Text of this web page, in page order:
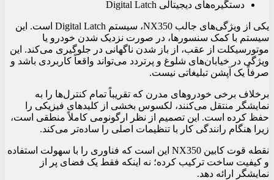
دستگیره‌های دیجیتالی Digital Latch
یکی از ویژگی‌های جالب NX350، سیستم Digital Latch است. این
سیستم با کمک سنسورها، در صورت نزدیک شدن خودرو یا
موتورسیکلت از عقب، از باز شدن ناگهانی در جلوگیری می‌کند. این
ویژگی در خیابان‌های شلوغ و پرتردد می‌تواند واقعاً کاربردی باشد و
صرفاً یک آپشن تبلیغاتی نیست.
برخلاف برخی خودروهای مدرن که تقریباً تمام کنترل‌ها را به
نمایشگر منتقل می‌کنند، لکسوس بخشی از کلیدهای فیزیکی را
حفظ کرده است. این تصمیم از نظر ارگونومی کاملاً منطقی است،
زیرا هنگام رانندگی کار با تنظیمات اصلی را ساده‌تر می‌کند.
نقطه قوت کابین NX350 این است که فناوری را با سهولت استفاده
و کیفیت ساخت ترکیب کرده؛ نه اینکه فقط یک فضای پر از
نمایشگر ارائه دهد.